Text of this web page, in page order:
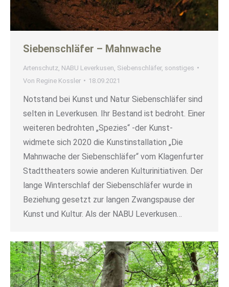
Siebenschläfer – Mahnwache
Artenschutz NABU Leverkusen Siebenschläfer, sonstiges
Von Regine Kossler 18.09.2021
Notstand bei Kunst und Natur Siebenschläfer sind
selten in Leverkusen. Ihr Bestand ist bedroht. Einer
weiteren bedrohten „Spezies“ -der Kunst-
widmete sich 2020 die Kunstinstallation „Die
Mahnwache der Siebenschläfer“ vom Klagenfurter
Stadttheaters sowie anderen Kulturinitiativen. Der
lange Winterschlaf der Siebenschläfer wurde in
Beziehung gesetzt zur langen Zwangspause der
Kunst und Kultur. Als der NABU Leverkusen…